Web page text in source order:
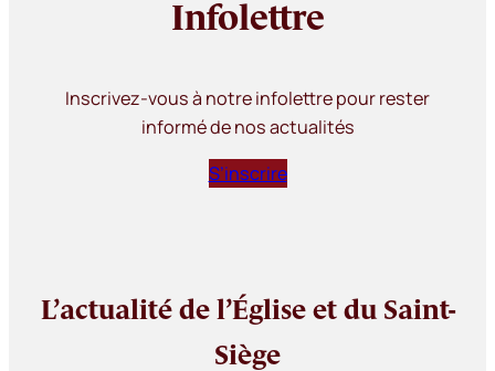
Infolettre
Inscrivez-vous à notre infolettre pour rester
informé de nos actualités
S’inscrire
L’actualité de l’Église et du Saint-
Siège